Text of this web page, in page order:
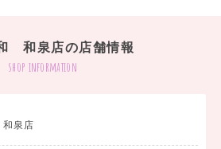
和泉店の店舗情報
shop information
泉店